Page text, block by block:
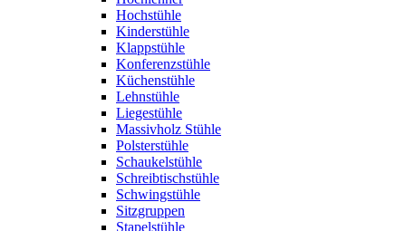
Hochstühle
Kinderstühle
Klappstühle
Konferenzstühle
Küchenstühle
Lehnstühle
Liegestühle
Massivholz Stühle
Polsterstühle
Schaukelstühle
Schreibtischstühle
Schwingstühle
Sitzgruppen
Stapelstühle